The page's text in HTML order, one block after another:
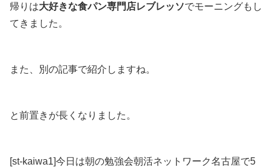
帰りは大好きな食パン専門店レブレッソでモーニングもし
てきました。
また、別の記事で紹介しますね。
と前置きが長くなりました。
[st-kaiwa1]今日は朝の勉強会朝活ネットワーク名古屋で5